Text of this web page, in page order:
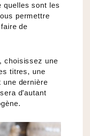
quelles sont les
permettre
de
choisissez une
titres, une
dernière
d’autant